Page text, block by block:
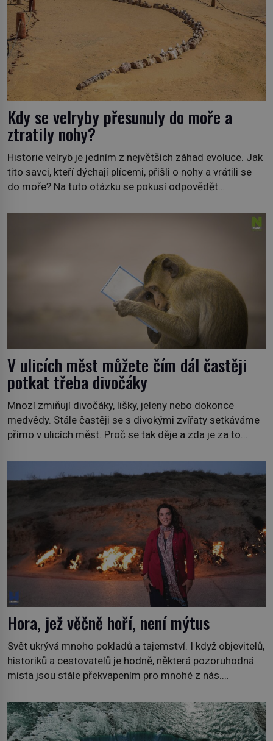
Kdy se velryby přesunuly do moře a
ztratily nohy?
Historie velryb je jedním z největších záhad evoluce. Jak
tito savci, kteří dýchají plícemi, přišli o nohy a vrátili se
do moře? Na tuto otázku se pokusí odpovědět
premiéru ve čtvrtek 29. února ve 20:00 na televizní
V ulicích měst můžete čím dál častěji
potkat třeba divočáky
Mnozí zmiňují divočáky, lišky, jeleny nebo dokonce
medvědy. Stále častěji se s divokými zvířaty setkáváme
přímo v ulicích měst. Proč se tak děje a zda je za to
jiných. My se raději podíváme do jiných zemí a
prozkoumáme, jaká další zvířata po celém světě se
Hora, jež věčně hoří, není mýtus
Svět ukrývá mnoho pokladů a tajemství. I když objevitelů,
historiků a cestovatelů je hodně, některá pozoruhodná
místa jsou stále překvapením pro mnohé z nás.
Albánie či úchvatná atmosféra Kypru jsou jedny z míst,
která nám mají co nabídnout a vyprávět. Uznávaná
historička Bettany Hughes, se vydala prozkoumat